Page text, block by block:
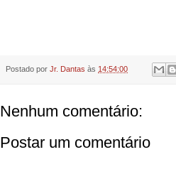
Postado por Jr. Dantas às 14:54:00
Nenhum comentário:
Postar um comentário